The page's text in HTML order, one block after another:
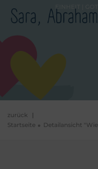
EINHEIT |
zurück |
Startseite
Detailansicht